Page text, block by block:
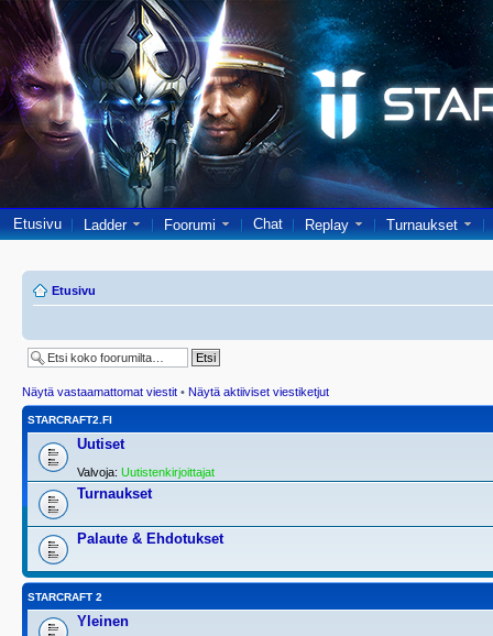
Etusivu Ladder Foorumi Chat Replay Turnaukset
Etusivu
Näytä vastaamattomat viestit • Näytä aktiiviset viestiketjut
STARCRAFT2.FI
Uutiset
Valvoja: Uutistenkirjoittajat
Turnaukset
Palaute & Ehdotukset
STARCRAFT 2
Yleinen